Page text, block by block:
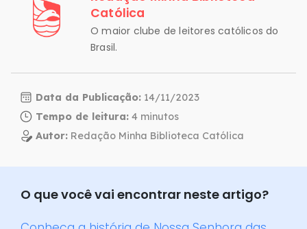
Católica
O maior clube de leitores católicos do
Brasil.
Data da Publicação: 14/11/2023
Tempo de leitura:
Autor: Redação Minha Biblioteca Católica
O que você vai encontrar neste artigo?